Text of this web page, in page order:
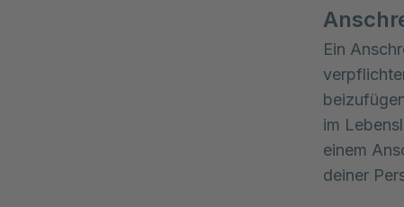
Ein
im
einem
deiner